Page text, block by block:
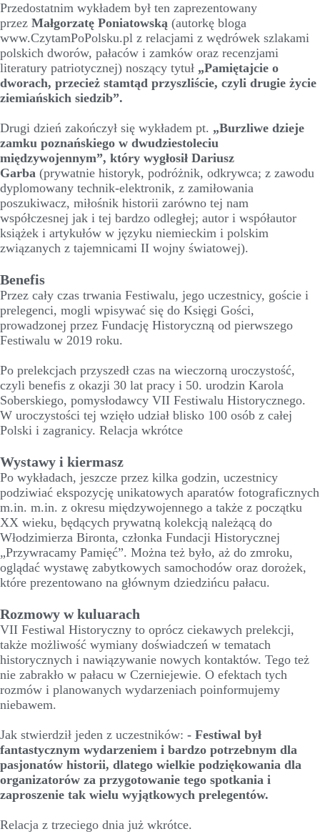
Przedostatnim wykładem był ten zaprezentowany
przez Małgorzatę Poniatowską (autorkę bloga
www.CzytamPoPolsku.pl z relacjami z wędrówek szlakami
polskich dworów, pałaców i zamków oraz recenzjami
literatury patriotycznej) noszący tytuł „Pamiętajcie o
dworach, przecież stamtąd przyszliście, czyli drugie życie
ziemiańskich siedzib”.
Drugi dzień zakończył się wykładem pt. „Burzliwe dzieje
zamku poznańskiego w dwudziestoleciu
międzywojennym”, który wygłosił Dariusz
Garba (prywatnie historyk, podróżnik, odkrywca; z zawodu
dyplomowany technik-elektronik, z zamiłowania
poszukiwacz, miłośnik historii zarówno tej nam
współczesnej jak i tej bardzo odległej; autor i współautor
książek i artykułów w języku niemieckim i polskim
związanych z tajemnicami II wojny światowej).
Benefis
Przez cały czas trwania Festiwalu, jego uczestnicy, goście i
prelegenci, mogli wpisywać się do Księgi Gości,
prowadzonej przez Fundację Historyczną od pierwszego
Festiwalu w 2019 roku.
Po prelekcjach przyszedł czas na wieczorną uroczystość,
czyli benefis z okazji 30 lat pracy i 50. urodzin Karola
Soberskiego, pomysłodawcy VII Festiwalu Historycznego.
W uroczystości tej wzięło udział blisko 100 osób z całej
Polski i zagranicy. Relacja wkrótce
Wystawy i kiermasz
Po wykładach, jeszcze przez kilka godzin, uczestnicy
podziwiać ekspozycję unikatowych aparatów fotograficznych
m.in. m.in. z okresu międzywojennego a także z początku
XX wieku, będących prywatną kolekcją należącą do
Włodzimierza Bironta, członka Fundacji Historycznej
„Przywracamy Pamięć”. Można też było, aż do zmroku,
oglądać wystawę zabytkowych samochodów oraz dorożek,
które prezentowano na głównym dziedzińcu pałacu.
Rozmowy w kuluarach
VII Festiwal Historyczny to oprócz ciekawych prelekcji,
także możliwość wymiany doświadczeń w tematach
historycznych i nawiązywanie nowych kontaktów. Tego też
nie zabrakło w pałacu w Czerniejewie. O efektach tych
rozmów i planowanych wydarzeniach poinformujemy
niebawem.
Jak stwierdził jeden z uczestników: - Festiwal był
fantastycznym wydarzeniem i bardzo potrzebnym dla
pasjonatów historii, dlatego wielkie podziękowania dla
organizatorów za przygotowanie tego spotkania i
zaproszenie tak wielu wyjątkowych prelegentów.
Relacja z trzeciego dnia już wkrótce.